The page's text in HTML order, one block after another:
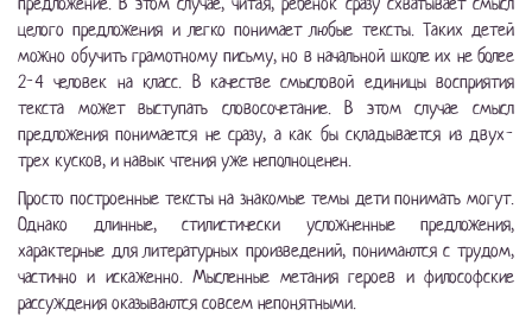
целого предложения и легко понимает любые тексты. Таких детей
можно обучить грамотному письму, но в начальной школе их не более
2-4 человек на класс. В качестве смысловой единицы восприятия
текста может выступать словосочетание. В этом случае смысл
предложения понимается не сразу, а как бы складывается из двух-
трех кусков, и навык чтения уже неполноценен.
Просто построенные тексты на знакомые темы дети понимать могут.
Однако длинные, стилистически усложненные предложения,
характерные для литературных произведений, понимаются с трудом,
частично и искаженно. Мысленные метания героев и философские
рассуждения оказываются совсем непонятными.